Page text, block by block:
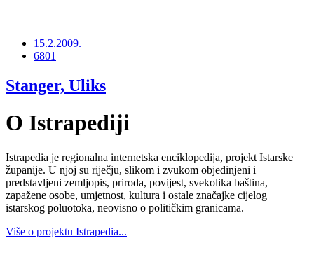
15.2.2009.
6801
Stanger, Uliks
O Istrapediji
Istrapedia je regionalna internetska enciklopedija, projekt Istarske
županije. U njoj su riječju, slikom i zvukom objedinjeni i
predstavljeni zemljopis, priroda, povijest, svekolika baština,
zapažene osobe, umjetnost, kultura i ostale značajke cijelog
istarskog poluotoka, neovisno o političkim granicama.
Više o projektu Istrapedia...